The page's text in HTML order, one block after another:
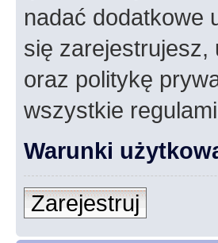
nadać dodatkowe
się zarejestrujesz,
oraz politykę
wszystkie
Warunki
Zarejestruj